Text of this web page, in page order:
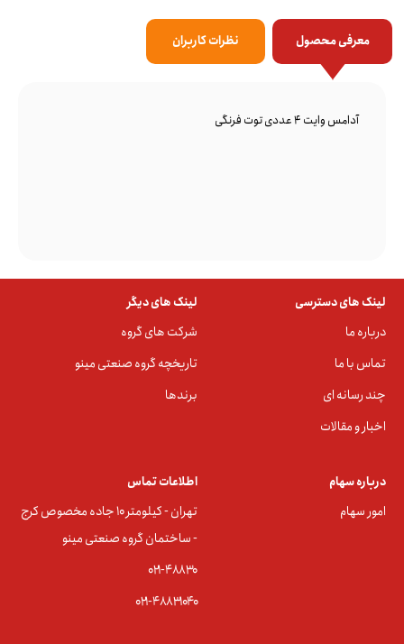
معرفی محصول نظرات کاربران
آدامس وایت 4 عددی توت فرنگی
لینک های دسترسی
درباره ما
تماس با ما
چند رسانه ای
اخبار و مقالات
لینک های دیگر
شرکت های گروه
تاریخچه گروه صنعتی مینو
برندها
درباره سهام
امور سهام
اطلاعات تماس
تهران - کیلومتر ۱۰ جاده مخصوص کرج
- ساختمان گروه صنعتی مینو
۰۲۱-۴۸۸۳0
۰۲۱-۴۸۸۳۱۰۴۰